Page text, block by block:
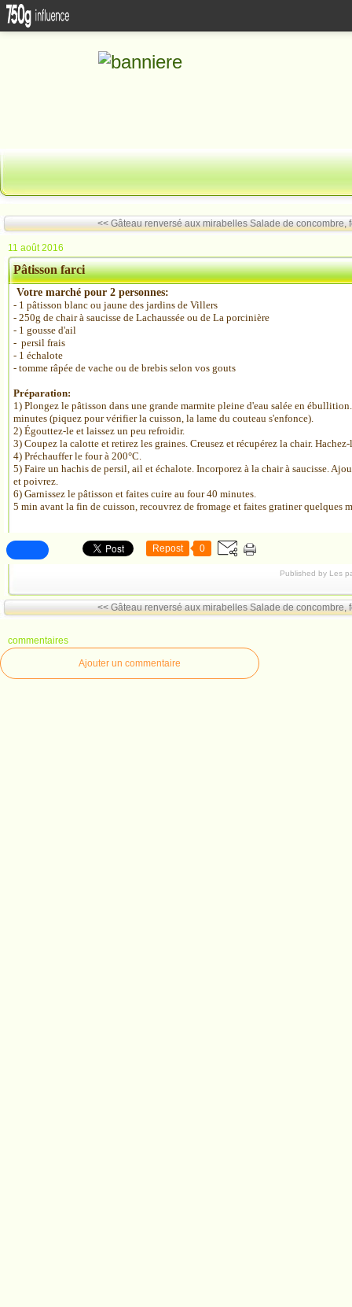
<< Gâteau renversé aux mirabelles Salade de concombre,
11 août 2016
Pâtisson farci
Votre marché pour 2 personnes:
- 1 pâtisson blanc ou jaune des jardins de Villers
- 250g de chair à saucisse de Lachaussée ou de La porcinière
- 1 gousse d'ail
- persil frais
- 1 échalote
- tomme râpée de vache ou de brebis selon vos gouts
Préparation:
1) Plongez le pâtisson dans une grande marmite pleine d'eau salée en
minutes (piquez pour vérifier la cuisson, la lame du couteau s'enfonce).
2) Égouttez-le et laissez un peu refroidir.
3) Coupez la calotte et retirez les graines. Creusez et récupérez la chair. Hachez-
4) Préchauffer le four à 200°C.
5) Faire un hachis de persil, ail et échalote. Incorporez à la chair à saucisse.
et poivrez.
6) Garnissez le pâtisson et faites cuire au four 40 minutes.
5 min avant la fin de cuisson, recouvrez de fromage et faites gratiner quelques
Repost 0
Published by Les
<< Gâteau renversé aux mirabelles Salade de concombre,
commentaires
Ajouter un commentaire